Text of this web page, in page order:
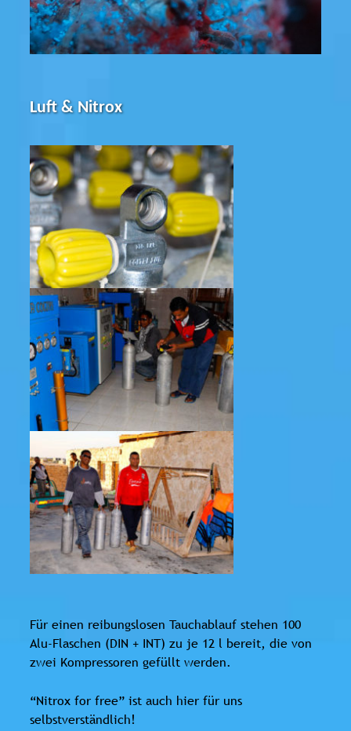
Luft & Nitrox
Für einen reibungslosen Tauchablauf stehen 100
Alu-Flaschen (DIN + INT) zu je 12 l bereit, die von
zwei Kompressoren gefüllt werden.
“Nitrox for free” ist auch hier für uns
selbstverständlich!